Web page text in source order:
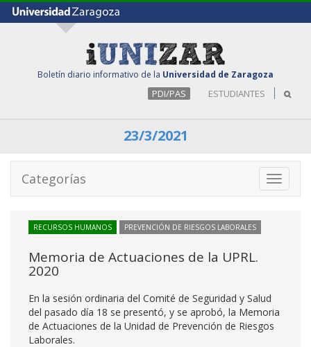
Boletín diario informativo de la Universidad de Zaragoza
PDI/PAS ESTUDIANTES
23/3/2021
Toggle
Categorías
RECURSOS HUMANOS PREVENCIÓN DE RIESGOS LABORALES
Memoria de Actuaciones de la UPRL.
2020
En la sesión ordinaria del Comité de Seguridad y Salud
del pasado día 18 se presentó, y se aprobó, la Memoria
de Actuaciones de la Unidad de Prevención de Riesgos
Laborales.